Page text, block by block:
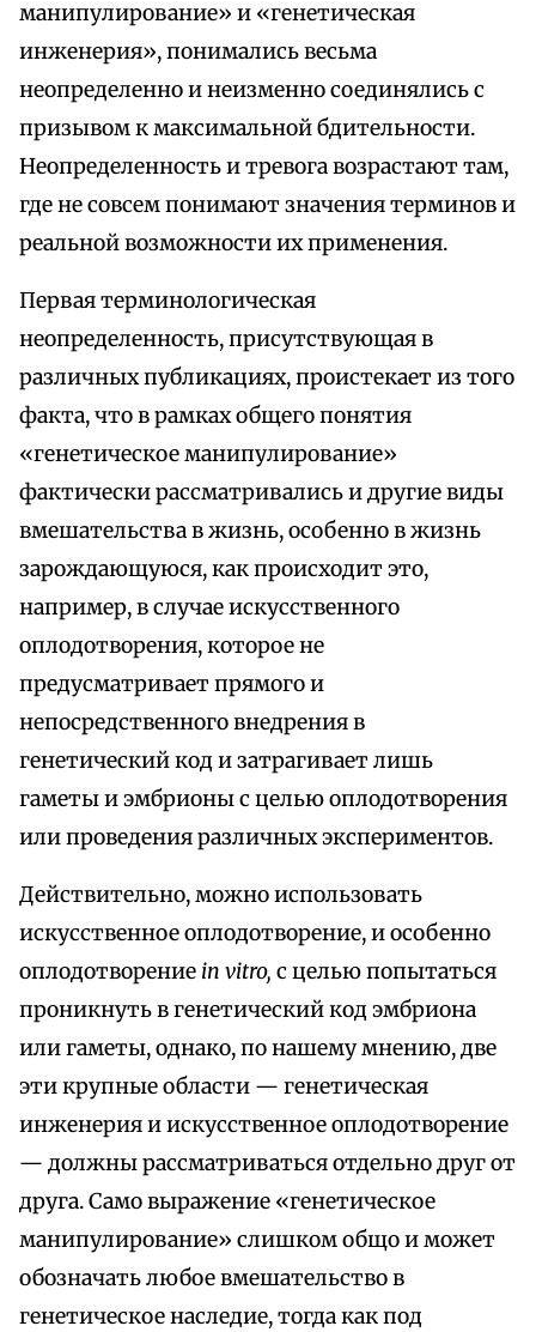
манипулирование» и «генетическая
инженерия», понимались весьма
неопределенно и неизменно соединялись с
призывом к максимальной бдительности.
Неопределенность и тревога возрастают там,
где не совсем понимают значения терминов и
реальной возможности их применения.
Первая терминологическая
неопределенность, присутствующая в
различных публикациях, проистекает из того
факта, что в рамках общего понятия
«генетическое манипулирование»
фактически рассматривались и другие виды
вмешательства в жизнь, особенно в жизнь
зарождающуюся, как происходит это,
например, в случае искусственного
оплодотворения, которое не
предусматривает прямого и
непосредственного внедрения в
генетический код и затрагивает лишь
гаметы и эмбрионы с целью оплодотворения
или проведения различных экспериментов.
Действительно, можно использовать
искусственное оплодотворение, и особенно
оплодотворение in vitro, с целью попытаться
проникнуть в генетический код эмбриона
или гаметы, однако, по нашему мнению, две
эти крупные области — генетическая
инженерия и искусственное оплодотворение
— должны рассматриваться отдельно друг от
друга. Само выражение «генетическое
манипулирование» слишком общо и может
обозначать любое вмешательство в
генетическое наследие, тогда как под